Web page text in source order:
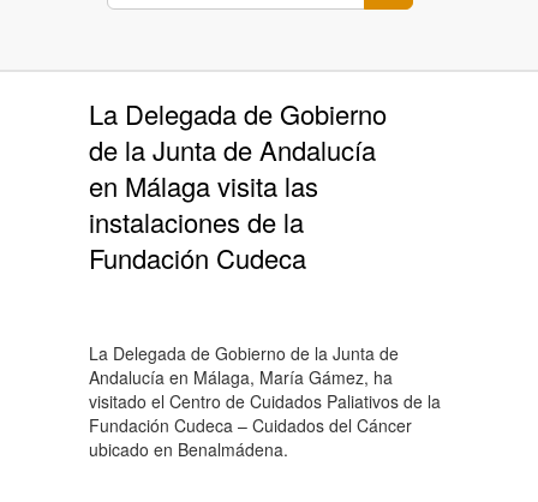
La Delegada de Gobierno
de la Junta de Andalucía
en Málaga visita las
instalaciones de la
Fundación Cudeca
La Delegada de Gobierno de la Junta de
Andalucía en Málaga, María Gámez, ha
visitado el Centro de Cuidados Paliativos de la
Fundación Cudeca – Cuidados del Cáncer
ubicado en Benalmádena.